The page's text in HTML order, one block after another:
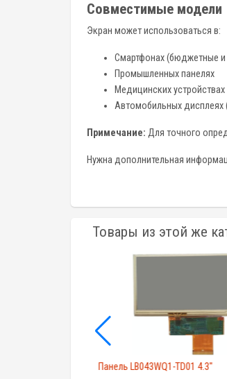
Совместимые модели
Экран может использоваться в:
Смартфонах (бюджетные
Промышленных панелях
Медицинских устройствах
Автомобильных дисплеях
Примечание: Для точного
Нужна дополнительная
Товары из этой же
Панель LB043WQ1-TD01 4.3"